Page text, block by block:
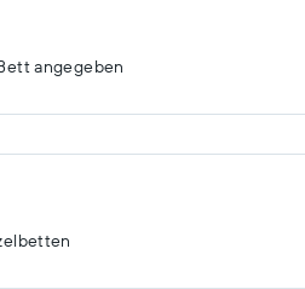
angegeben